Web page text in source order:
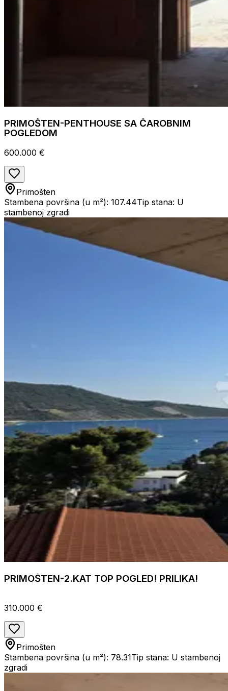
PRIMOŠTEN-PENTHOUSE SA ČAROBNIM
POGLEDOM
600.000 €
Primošten
Stambena površina (u m²): 107.44Tip stana: U
stambenoj zgradi
PRIMOŠTEN-2.KAT TOP POGLED! PRILIKA!
310.000 €
Primošten
Stambena površina (u m²): 78.31Tip stana: U stambenoj
zgradi